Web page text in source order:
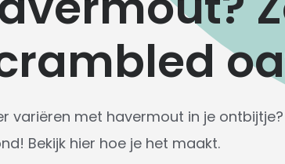
variëren met havermout in je
Bekijk hier hoe je het maakt.